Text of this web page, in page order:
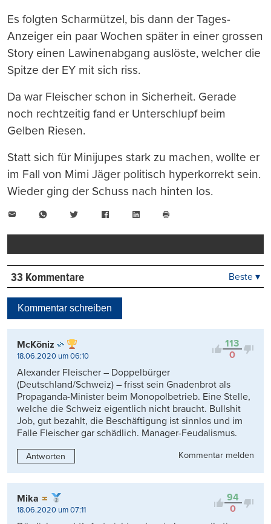
Es folgten Scharmützel, bis dann der Tages-
Anzeiger ein paar Wochen später in einer grossen
Story einen Lawinenabgang auslöste, welcher die
Spitze der EY mit sich riss.
Da war Fleischer schon in Sicherheit. Gerade
noch rechtzeitig fand er Unterschlupf beim
Gelben Riesen.
Statt sich für Minijupes stark zu machen, wollte er
im Fall von Mimi Jäger politisch hyperkorrekt sein.
Wieder ging der Schuss nach hinten los.
WhatsAppTwitter FacebookLinkedIn
drucken
33 Kommentare
Kontrovers
Beste ▾
Kommentar schreiben
113
0
McKöniz
18.06.2020 um 06:10
Alexander Fleischer – Doppelbürger
(Deutschland/Schweiz) – frisst sein Gnadenbrot als
Propaganda-Minister beim Monopolbetrieb. Eine Stelle,
welche die Schweiz eigentlich nicht braucht. Bullshit
Job, gut bezahlt, die Beschäftigung ist sinnlos und im
Falle Fleischer gar schädlich. Manager-Feudalismus.
Antworten Kommentar melden
94
0
Mika
18.06.2020 um 07:11